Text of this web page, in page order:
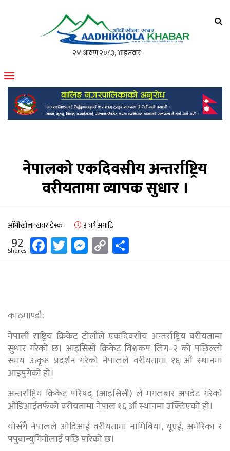
मोफसलकै लोकप्रिय अनलाइन पत्रिका
नेपालको एकदिवसीय अन्तर्राष्ट्रिय
वरीयतामा व्यापक सुधार ।
आँधीखोला खवर डेस्क ३ वर्ष अगाडि
92
Shares Facebook
Twitter
Messenger
Copy
Link
काठमाण्डौ:
नेपाली राष्ट्रिय क्रिकेट टोलीले एकदिवसीय अन्तर्राष्ट्रिय वरीयतामा
सुधार गरेको छ। आइसिसी क्रिकेट विश्वकप लिग–२ को पछिल्लो
समय उत्कृष्ट प्रदर्शन गरेको नेपालले वरीयतामा १६ औं स्थानमा
आइपुगेको हो।
अन्तर्राष्ट्रिय क्रिकेट परिषद् (आइसिसी) ले मंगलबार अपडेट गरेको
ओडिआईतर्फको वरीयतामा नेपाल १६ औं स्थानमा उक्लिएको हो।
योसँगै नेपालले ओडिआई वरीयतामा नामिबिया, यूएई, अमेरिका र
पपुवान्युगिनीलाई पछि पारेको छ।